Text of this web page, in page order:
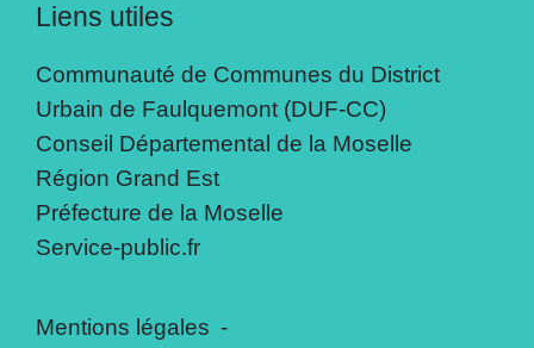
Liens utiles
Communauté de Communes du District
Urbain de Faulquemont (DUF-CC)
Conseil Départemental de la Moselle
Région Grand Est
Préfecture de la Moselle
Service-public.fr
Mentions légales -